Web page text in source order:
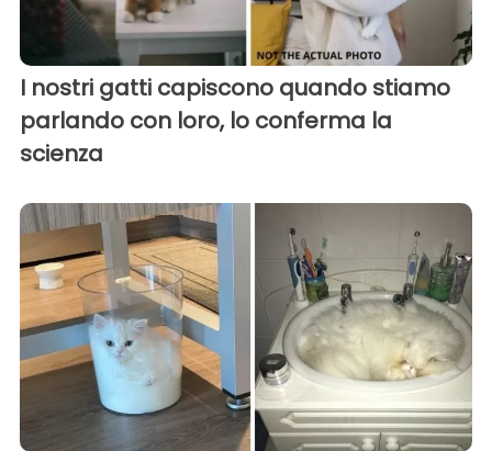
I nostri gatti capiscono quando stiamo
parlando con loro, lo conferma la
scienza